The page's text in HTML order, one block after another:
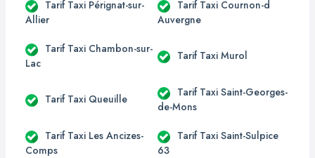
Tarif Taxi Pérignat-sur-
Allier
Tarif Taxi Cournon-d
Auvergne
Tarif Taxi Chambon-sur-
Lac
Tarif Taxi Murol
Tarif Taxi Queuille
Tarif Taxi Saint-Georges-
de-Mons
Tarif Taxi Les Ancizes-
Comps
Tarif Taxi Saint-Sulpice
63